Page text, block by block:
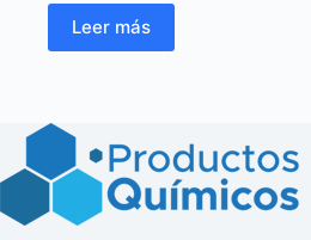
Leer más